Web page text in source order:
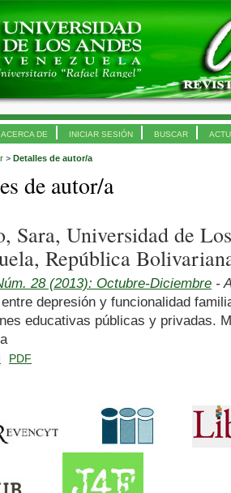
ACERCA DE INICIAR SESIÓN BUSCAR
> Detalles de autor/a
de autor/a
Sara, Universidad de
República
28 (2013): Octubre-Diciembre -
depresión y funcionalidad
educativas públicas y privadas.
PDF